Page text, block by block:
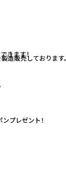
造販売しております
きます！
プレゼント！